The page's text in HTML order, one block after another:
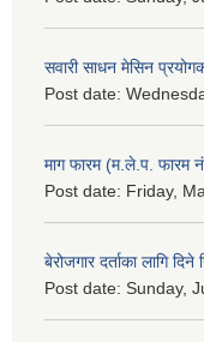
सवारी साधन मेसिन
Post date:
माग फारम (म.ले.प. फारम
Post date: Friday,
बेरोजगार दर्ताका लागि दिने
Post date: Sunday,